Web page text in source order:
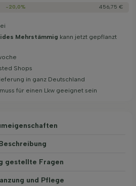
-20,0% 456,75 €
Mehrstämmig kann jetzt gepflanzt
Shops
in ganz Deutschland
für einen Lkw geeignet sein
gestellte Fragen
und Pflege